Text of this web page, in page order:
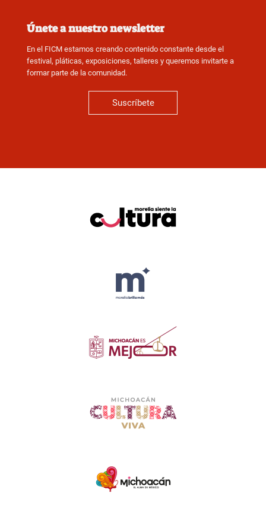
Únete a nuestro newsletter
En el FICM estamos creando contenido constante desde el
festival, pláticas, exposiciones, talleres y queremos invitarte a
formar parte de la comunidad.
Suscríbete